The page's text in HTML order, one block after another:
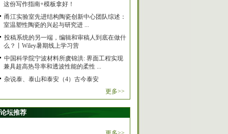
这份写作指南+模板拿好！
甬江实验室先进结构陶瓷创新中心团队综述：
室温塑性陶瓷的兴起与研究进 ...
投稿系统的另一端，编辑和审稿人到底在做什
么？丨Wiley暑期线上学习营
中国科学院宁波材料所虞锦洪: 界面工程实现
兼具超高热导率和透波性能的柔性 ...
杂说泰、泰山和泰安（4）古今泰安
更多>>
论坛推荐